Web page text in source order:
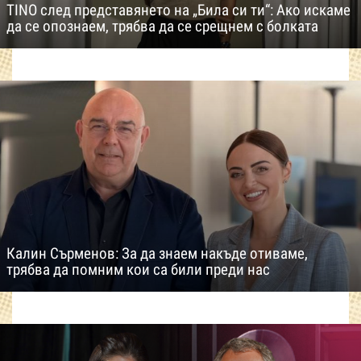
TINO след представянето на „Била си ти“: Ако искаме
да се опознаем, трябва да се срещнем с болката
Калин Сърменов: За да знаем накъде отиваме,
трябва да помним кои са били преди нас